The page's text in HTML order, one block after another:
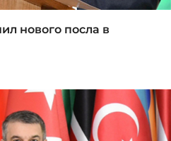
нового посла в